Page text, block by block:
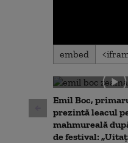
0
seconds
0
secondsVolume
90%
embed
Emil Boc,
prezintă leacul
mahmureală
de festival: